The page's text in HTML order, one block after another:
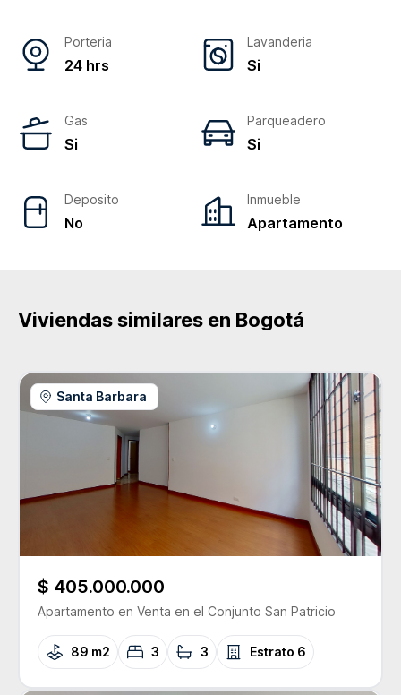
Porteria
24 hrs
Lavanderia
Si
Gas
Si
Parqueadero
Si
Deposito
No
Inmueble
Apartamento
Viviendas similares en Bogotá
Santa Barbara
$ 405.000.000
Apartamento en Venta en el Conjunto San Patricio
89 m2 3 3 Estrato 6